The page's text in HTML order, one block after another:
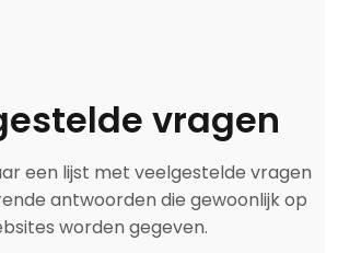
vragen
een lijst met veelgestelde vragen
antwoorden die gewoonlijk op
worden gegeven.